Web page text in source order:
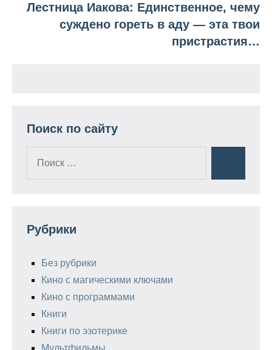
Лестница Иакова: Единственное, чему
суждено гореть в аду — эта твои
пристрастия…
Поиск по сайту
Рубрики
Без рубрики
Кино с магическими ключами
Кино с программами
Книги
Книги по эзотерике
Мультфильмы